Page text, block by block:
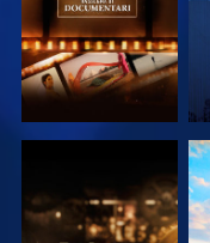
ESPLORA LE
SERIE